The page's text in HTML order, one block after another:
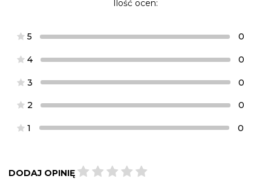
Ilość ocen:
5 0
4 0
3 0
2 0
1 0
DODAJ OPINIĘ